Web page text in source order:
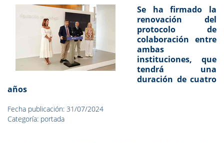
Se ha firmado la
renovación del
protocolo de
colaboración entre
ambas
instituciones, que
tendrá una
duración de cuatro
años
Fecha publicación: 31/07/2024
Categoría: portada